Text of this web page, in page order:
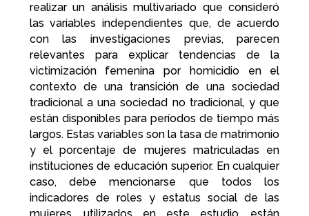
realizar un análisis multivariado que consideró
las variables independientes que, de acuerdo
con las investigaciones previas, parecen
relevantes para explicar tendencias de la
victimización femenina por homicidio en el
contexto de una transición de una sociedad
tradicional a una sociedad no tradicional, y que
están disponibles para períodos de tiempo más
largos. Estas variables son la tasa de matrimonio
y el porcentaje de mujeres matriculadas en
instituciones de educación superior. En cualquier
caso, debe mencionarse que todos los
indicadores de roles y estatus social de las